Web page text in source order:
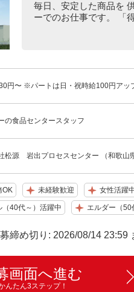
毎日、安定した商品を
ーでのお仕事です。 「
円〜 ※パートは日・祝時給100円アッ
の食品センタースタッフ
松源 岩出プロセスセンター （和歌山
OK 未経験歓迎 女性活躍
（40代～）活躍中 エルダー（50
締め切り: 2026/08/14 23:59
画面へ進む
んたん3ステップ！